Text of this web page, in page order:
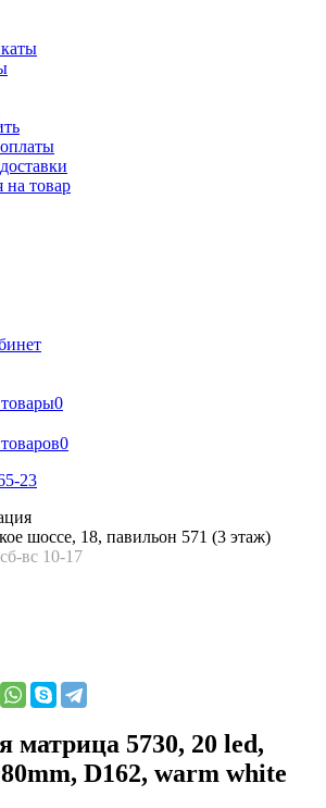
на товар
0
0
23
шоссе, 18, павильон 571 (3 этаж)
вс 10-17
матрица 5730, 20 led,
D162, warm white